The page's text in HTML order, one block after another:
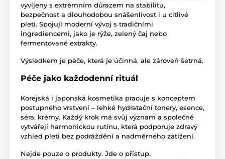
vyvíjeny s extrémním důrazem na stabilitu,
bezpečnost a dlouhodobou snášenlivost i u citlivé
pleti. Spojují moderní vývoj s tradičními
ingrediencemi, jako je rýže, zelený čaj nebo
fermentované extrakty.
Výsledkem je péče, která je účinná, ale zároveň šetrná.
Péče jako každodenní rituál
Korejská i japonská kosmetika pracuje s konceptem
postupného vrstvení – lehké hydratační tonery, esence,
séra, krémy. Každý krok má svůj význam a společně
vytvářejí harmonickou rutinu, která podporuje zdravý
vzhled pleti bez podráždění a nadměrného zatížení.
Nejde pouze o produkty. Jde o přístup.